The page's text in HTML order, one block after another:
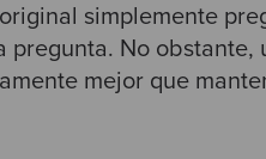
simplemente
pregunta. No
mejor que